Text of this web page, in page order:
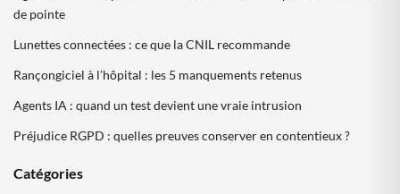
de pointe
Lunettes connectées : ce que la CNIL recommande
Rançongiciel à l’hôpital : les 5 manquements retenus
Agents IA : quand un test devient une vraie intrusion
Préjudice RGPD : quelles preuves conserver en contentieux ?
Catégories